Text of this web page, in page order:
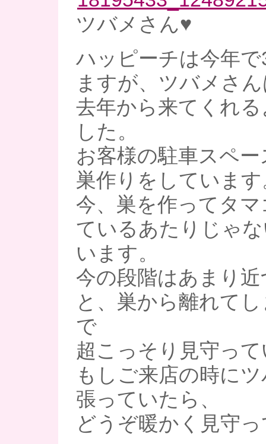
ツバメさん♥
ハッピーチは今年
ますが、ツバメさ
去年から来てくれ
した。
お客様の駐車スペ
巣作りをしています
今、巣を作ってタ
ているあたりじゃ
います。
今の段階はあまり
と、巣から離れて
で
超こっそり見守っ
もしご来店の時に
張っていたら、
どうぞ暖かく見守